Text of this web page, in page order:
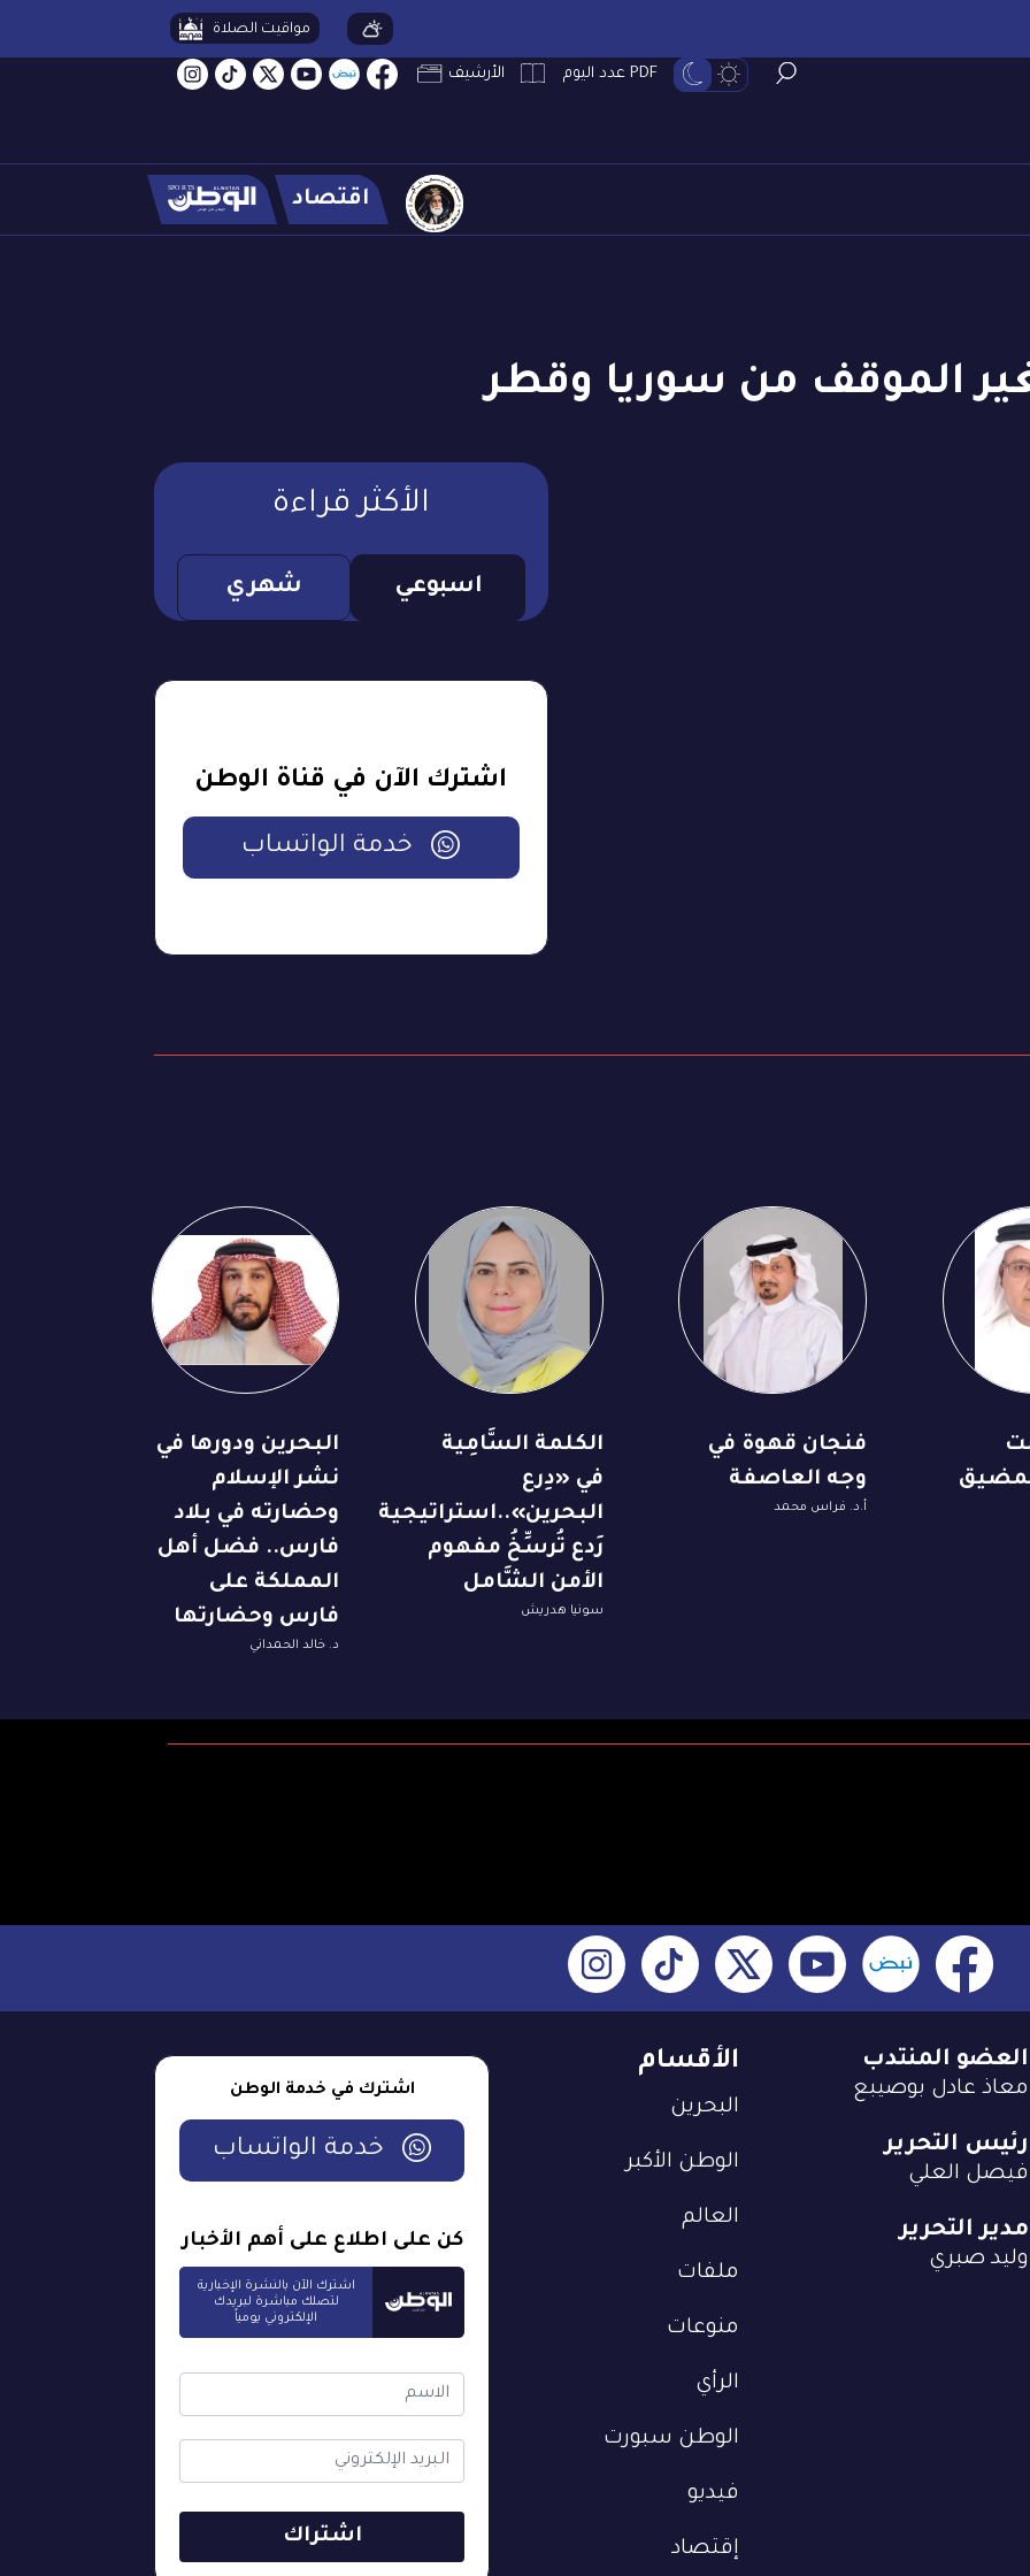
مواقيت الصلاة
PDF عدد اليوم الأرشيف
اقتصاد
الموقف من سوريا وقطر
الأكثر قراءة
اسبوعي شهري
اشترك الآن في قناة الوطن
خدمة الواتساب
فنجان قهوة في
وجه العاصفة
أ.د. فراس محمد
الكلمة السَّامِية
في «دِرع
البحرين»..استراتيجية
رَدع تُرسِّخُ مفهوم
الأمن الشَّامل
سونيا هدريش
البحرين ودورها في
نشر الإسلام
وحضارته في بلاد
فارس.. فضل أهل
المملكة على
فارس وحضارتها
د. خالد الحمداني
الأقسام
البحرين
الوطن الأكبر
العالم
ملفات
منوعات
الرأي
الوطن سبورت
فيديو
إقتصاد
العضو المنتدب
معاذ عادل بوصيبع
رئيس التحرير
فيصل العلي
مدير التحرير
وليد صبري
اشترك في خدمة الوطن
خدمة الواتساب
كن على اطلاع على أهم الأخبار
اشترك الآن بالنشرة الإخبارية
لتصلك مباشرة لبريدك
الإلكتروني يومياً
اشتراك